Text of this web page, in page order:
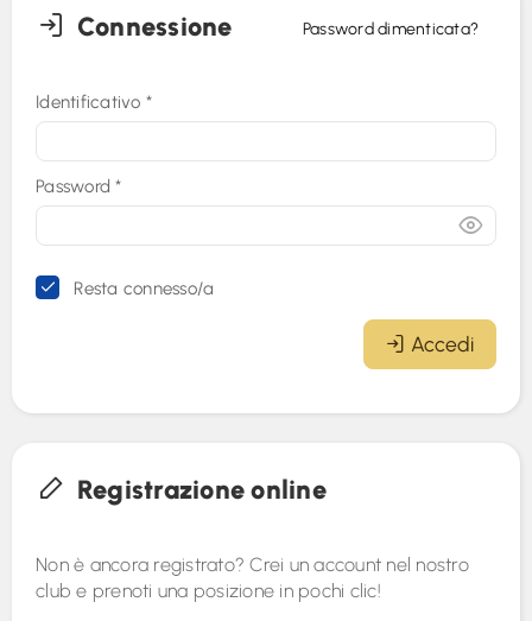
Connessione Password dimenticata?
Identificativo *
Password*
Resta connesso/a
Accedi
Registrazione online
Non è ancora registrato? Crei un account nel nostro
club e prenoti una posizione in pochi clic!